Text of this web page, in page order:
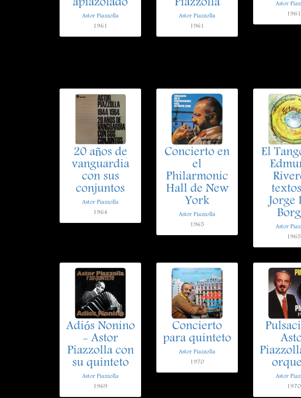
Astor Piazzolla
1961
Astor Piazzolla
1961
Astor
1961
20 años de
vanguardia
con sus
conjuntos
Astor Piazzolla
1964
Concierto en
el
Philarmonic
Hall de New
York
Astor Piazzolla
1965
El
Jorge
Astor
1965
Adiós Nonino
- Astor
Piazzolla con
su quinteto
Astor Piazzolla
1969
Concierto
para quinteto
Astor Piazzolla
1970
Astor
1970